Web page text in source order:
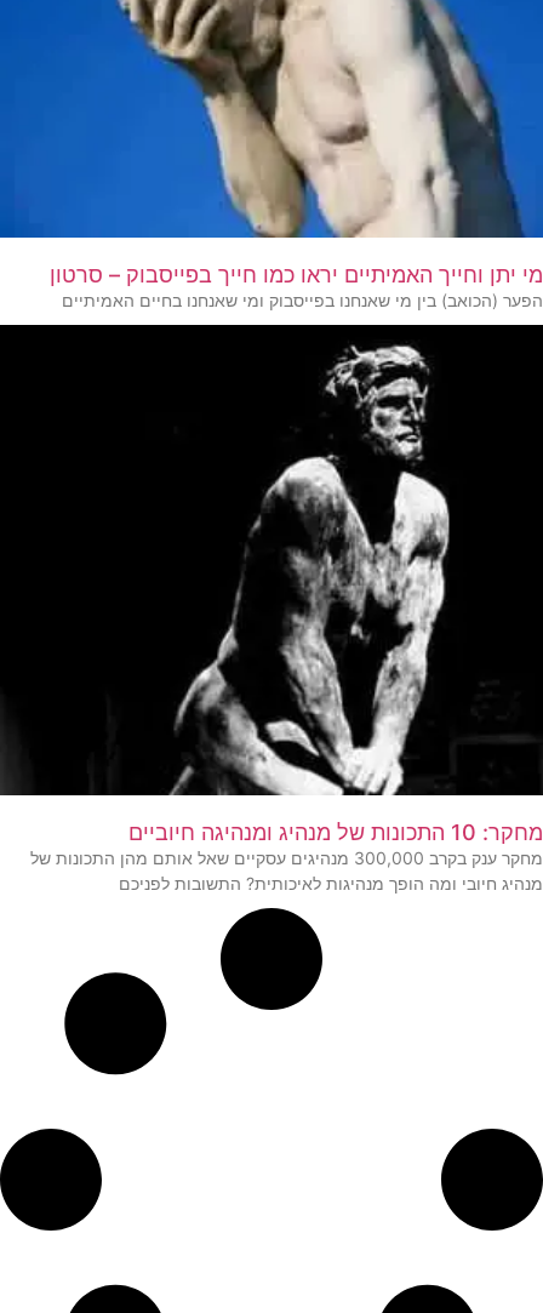
מי יתן וחייך האמיתיים יראו כמו חייך בפייסבוק – סרטון
הפער (הכואב) בין מי שאנחנו בפייסבוק ומי שאנחנו בחיים האמיתיים
מחקר: 10 התכונות של מנהיג ומנהיגה חיוביים
מחקר ענק בקרב 300,000 מנהיגים עסקיים שאל אותם מהן התכונות של
מנהיג חיובי ומה הופך מנהיגות לאיכותית? התשובות לפניכם